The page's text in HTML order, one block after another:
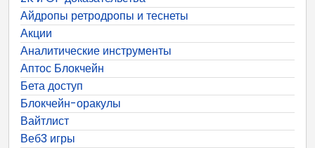
Айдропы ретродропы и теснеты
Акции
Аналитические инструменты
Аптос Блокчейн
Бета доступ
Блокчейн-оракулы
Вайтлист
Веб3 игры